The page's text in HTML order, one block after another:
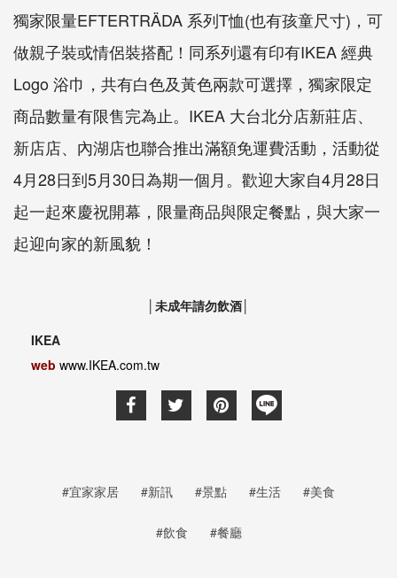
獨家限量EFTERTRÄDA 系列T恤(也有孩童尺寸)，可
做親子裝或情侶裝搭配！同系列還有印有IKEA 經典
Logo 浴巾，共有白色及黃色兩款可選擇，獨家限定
商品數量有限售完為止。IKEA 大台北分店新莊店、
新店店、內湖店也聯合推出滿額免運費活動，活動從
4月28日到5月30日為期一個月。歡迎大家自4月28日
起一起來慶祝開幕，限量商品與限定餐點，與大家一
起迎向家的新風貌！
│未成年請勿飲酒│
IKEA
web www.IKEA.com.tw
#宜家家居 #新訊 #景點 #生活 #美食
#飲食 #餐廳